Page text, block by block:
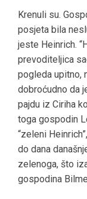
Krenuli su.
posjeta bila
jeste Heinrich.
prevoditeljica
pogleda upitno,
dobroćudno da
pajdu iz Ciriha
toga gospodin
“zeleni
do dana
zelenoga, što
gospodina